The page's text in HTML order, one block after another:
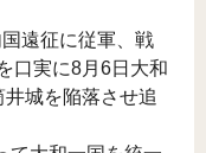
遠征に従軍、戦
口実に8月6日大和
城を陥落させ追